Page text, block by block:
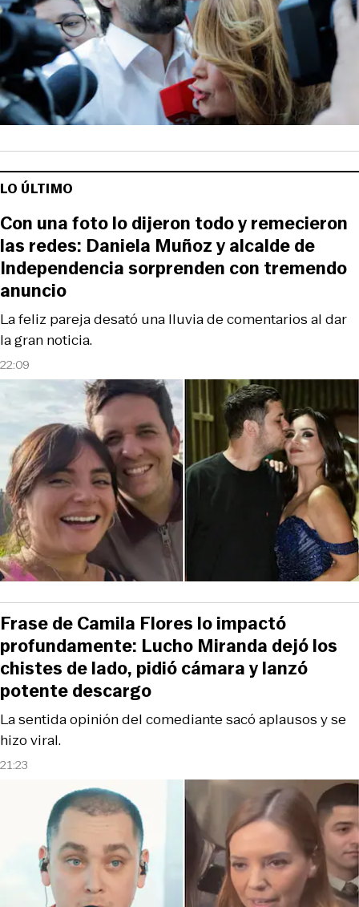
LO ÚLTIMO
22:09
La feliz pareja desató una lluvia de comentarios al dar
la gran noticia.
Con una foto lo dijeron todo y remecieron
las redes: Daniela Muñoz y alcalde de
Independencia sorprenden con tremendo
anuncio
21:23
La sentida opinión del comediante sacó aplausos y se
hizo viral.
Frase de Camila Flores lo impactó
profundamente: Lucho Miranda dejó los
chistes de lado, pidió cámara y lanzó
potente descargo